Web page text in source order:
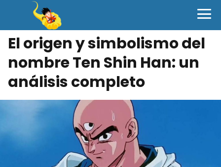
El origen y simbolismo del
nombre Ten Shin Han: un
análisis completo